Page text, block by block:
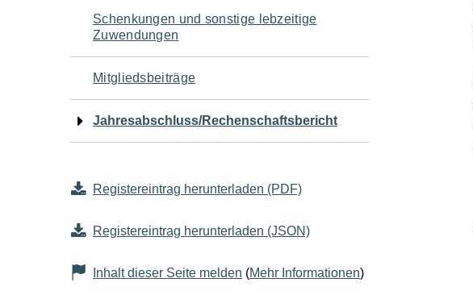
Schenkungen und sonstige lebzeitige
Zuwendungen
Mitgliedsbeiträge
Jahresabschluss/Rechenschaftsbericht
Registereintrag herunterladen (PDF)
Registereintrag herunterladen (JSON)
Inhalt dieser Seite melden (Mehr Informationen)